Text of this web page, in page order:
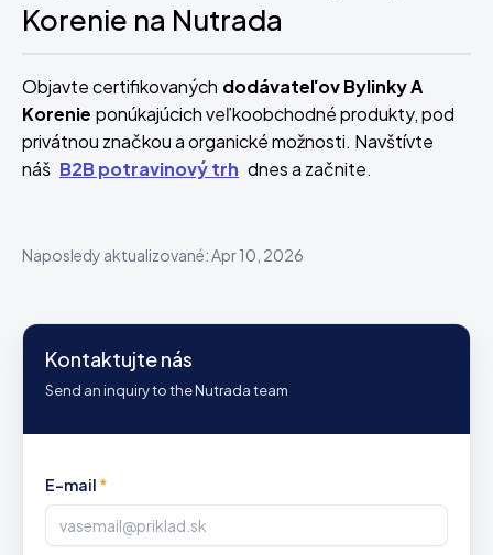
Korenie na Nutrada
Objavte certifikovaných dodávateľov Bylinky A
Korenie ponúkajúcich veľkoobchodné produkty, pod
privátnou značkou a organické možnosti. Navštívte
náš B2B potravinový trh dnes a začnite.
Naposledy aktualizované: Apr 10, 2026
Kontaktujte nás
Send an inquiry to the Nutrada team
E-mail *